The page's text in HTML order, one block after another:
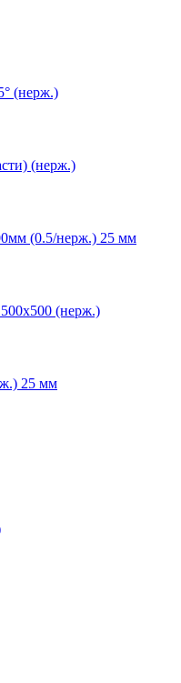
(нерж.)
(нерж.)
(0.5/нерж.) 25 мм
(нерж.)
25 мм